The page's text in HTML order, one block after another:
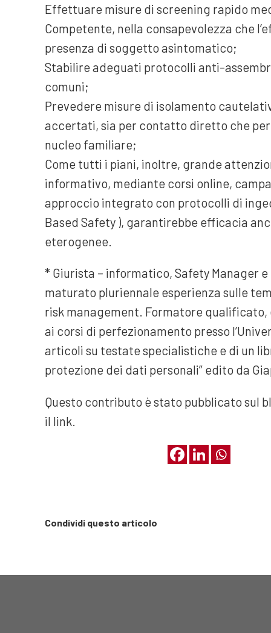
Effettuare misure di screening rapido
Competente, nella consapevolezza che
presenza di soggetto asintomatico;
Stabilire adeguati protocolli anti-
comuni;
Prevedere misure di isolamento
accertati, sia per contatto diretto che
nucleo familiare;
Come tutti i piani, inoltre, grande
informativo, mediante corsi online,
approccio integrato con protocolli di
Based Safety ), garantirebbe efficacia
eterogenee.
* Giurista – informatico, Safety Manager
maturato pluriennale esperienza sulle
risk management. Formatore
ai corsi di perfezionamento presso
articoli su testate specialistiche e di un
protezione dei dati personali” edito da
Questo contributo è stato pubblicato sul
il link.
Condividi questo articolo